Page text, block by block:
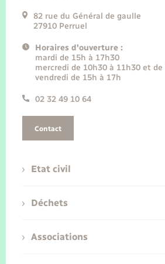
82 rue du Général de gaulle
27910 Perruel
Horaires d'ouverture :
mardi de 15h à 17h30
mercredi de 10h30 à 11h30 et de
vendredi de 15h à 17h
02 32 49 10 64
Contact
Etat civil
Déchets
Associations